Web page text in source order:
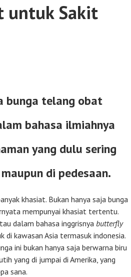
untuk Sakit
bunga telang obat
bahasa ilmiahnya
yang dulu sering
di pedesaan.
khasiat. Bukan hanya saja bunga
mempunyai khasiat tertentu.
dalam bahasa inggrisnyabutterfly
kawasan Asia termasuk indonesia.
ini bukan hanya saja berwarna biru
yang di jumpai di Amerika, yang
sana.